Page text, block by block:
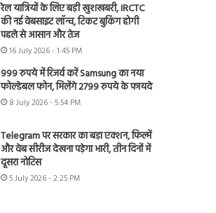
रेल यात्रियों के लिए बड़ी खुशखबरी, IRCTC
की नई वेबसाइट लॉन्च, टिकट बुकिंग होगी
पहले से आसान और तेज
16 July 2026 - 1:45 PM
999 रुपये में रिजर्व करें Samsung का नया
फोल्डेबल फोन, मिलेंगे 2799 रुपये के फायदे
8 July 2026 - 5:54 PM
Telegram पर सरकार का बड़ा एक्शन, फिल्में
और वेब सीरीज देखना पड़ेगा भारी, तीन दिनों में
दूसरा नोटिस
5 July 2026 - 2:25 PM